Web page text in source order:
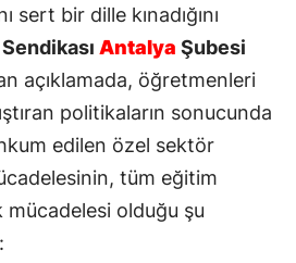
sert bir dille kınadığını
Antalya Şubesi
açıklamada, öğretmenleri
politikaların sonucunda
edilen özel sektör
tüm eğitim
olduğu şu